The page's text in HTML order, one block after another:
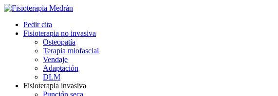
Pedir cita
Fisioterapia no invasiva
Osteopatía
Terapia miofascial
Vendaje
Adaptación
DLM
Fisioterapia invasiva
Punción seca